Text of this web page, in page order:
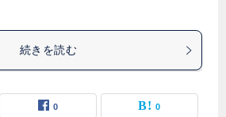
続きを読む
0 0